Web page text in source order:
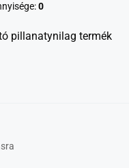
0
pillanatynilag termék